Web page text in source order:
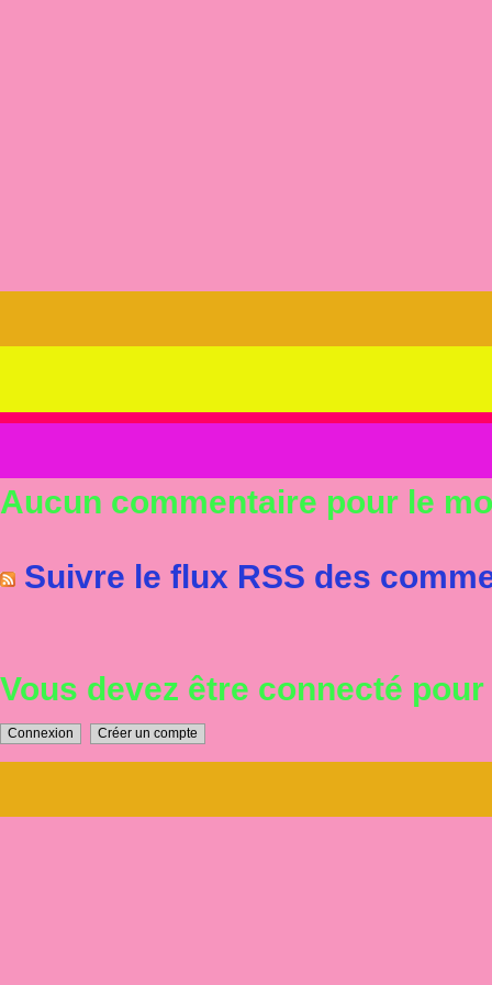
Aucun commentaire pour le
Suivre le flux RSS des
Vous devez être connecté